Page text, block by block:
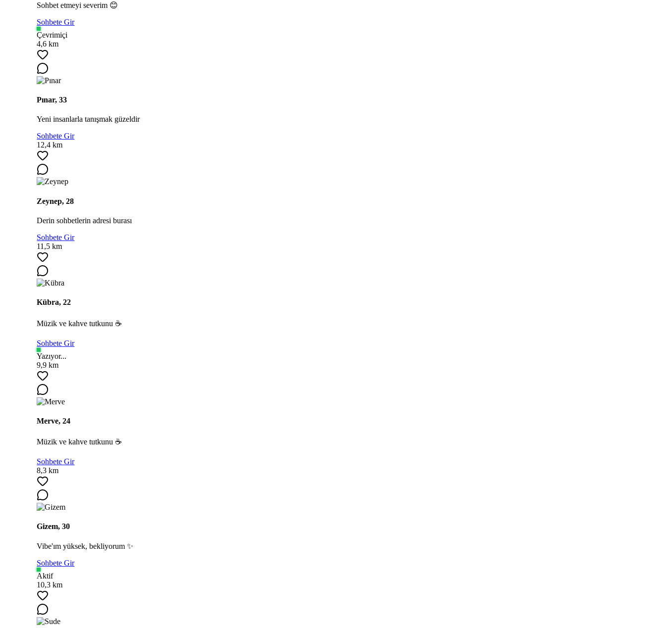
Sohbet etmeyi severim 😊
Sohbete Gir
Çevrimiçi
4,6 km
Pınar, 33
Yeni insanlarla tanışmak güzeldir
Sohbete Gir
12,4 km
Zeynep, 28
Derin sohbetlerin adresi burası
Sohbete Gir
11,5 km
Kübra, 22
Müzik ve kahve tutkunu ☕
Sohbete Gir
Yazıyor...
9,9 km
Merve, 24
Müzik ve kahve tutkunu ☕
Sohbete Gir
8,3 km
Gizem, 30
Vibe'ım yüksek, bekliyorum ✨
Sohbete Gir
Aktif
10,3 km